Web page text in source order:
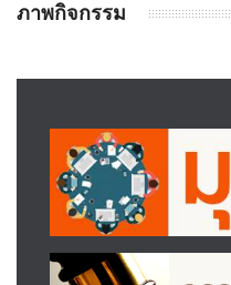
ภาพกิจกรรม